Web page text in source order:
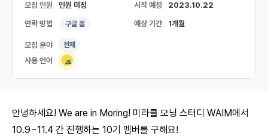
모집 인원 인원 미정 시작 예정 2023.10.22
연락 방법 구글 폼 예상 기간 1개월
모집 분야 전체
사용 언어
안녕하세요! We are in Moring! 미라클 모닝 스터디 WAIM에서
10.9~11.4 간 진행하는 10기 멤버를 구해요!